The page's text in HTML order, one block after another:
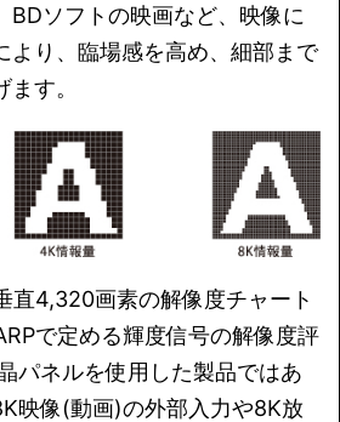
BDソフトの映画など、映像に
より、臨場感を高め、細部まで
す。
直4,320画素の解像度チャート
で定める輝度信号の解像度評
パネルを使用した製品ではあ
映像(動画)の外部入力や8K放